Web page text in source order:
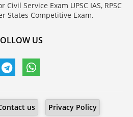
Service Exam UPSC IAS, RPSC
States Competitive Exam.
US
us Privacy Policy